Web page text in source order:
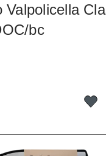
Valpolicella
bc